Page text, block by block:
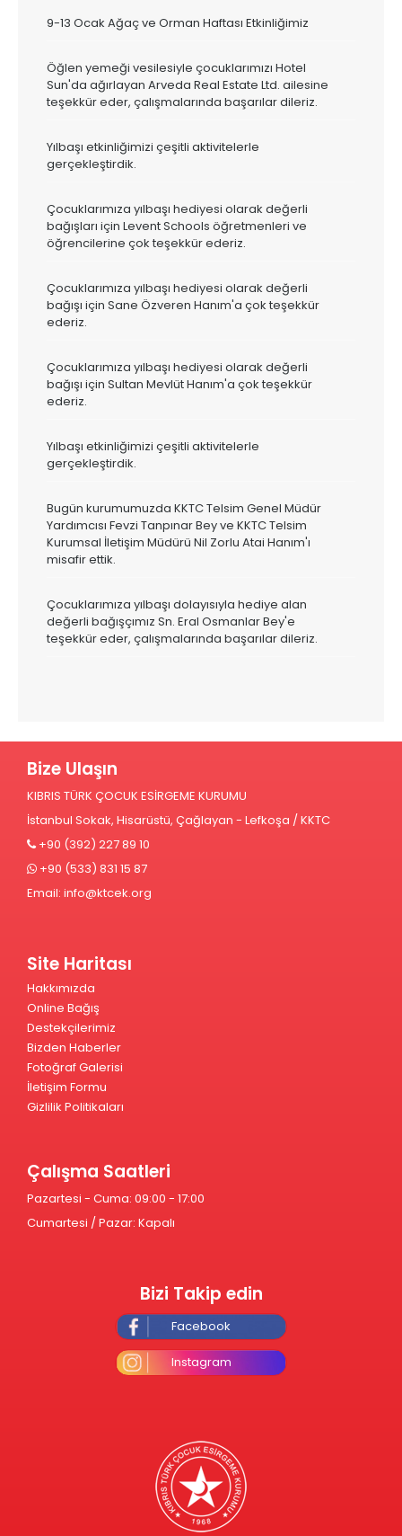
9-13 Ocak Ağaç ve Orman Haftası Etkinliğimiz
Öğlen yemeği vesilesiyle çocuklarımızı Hotel
Sun'da ağırlayan Arveda Real Estate Ltd. ailesine
teşekkür eder, çalışmalarında başarılar dileriz.
Yılbaşı etkinliğimizi çeşitli aktivitelerle
gerçekleştirdik.
Çocuklarımıza yılbaşı hediyesi olarak değerli
bağışları için Levent Schools öğretmenleri ve
öğrencilerine çok teşekkür ederiz.
Çocuklarımıza yılbaşı hediyesi olarak değerli
bağışı için Sane Özveren Hanım'a çok teşekkür
ederiz.
Çocuklarımıza yılbaşı hediyesi olarak değerli
bağışı için Sultan Mevlüt Hanım'a çok teşekkür
ederiz.
Yılbaşı etkinliğimizi çeşitli aktivitelerle
gerçekleştirdik.
Bugün kurumumuzda KKTC Telsim Genel Müdür
Yardımcısı Fevzi Tanpınar Bey ve KKTC Telsim
Kurumsal İletişim Müdürü Nil Zorlu Atai Hanım'ı
misafir ettik.
Çocuklarımıza yılbaşı dolayısıyla hediye alan
değerli bağışçımız Sn. Eral Osmanlar Bey'e
teşekkür eder, çalışmalarında başarılar dileriz.
Bize Ulaşın
KIBRIS TÜRK ÇOCUK ESİRGEME KURUMU
İstanbul Sokak, Hisarüstü, Çağlayan - Lefkoşa / KKTC
+90 (392) 227 89 10
+90 (533) 831 15 87
Email: info@ktcek.org
Site Haritası
Hakkımızda
Online Bağış
Destekçilerimiz
Bizden Haberler
Fotoğraf Galerisi
İletişim Formu
Gizlilik Politikaları
Çalışma Saatleri
Pazartesi - Cuma: 09:00 - 17:00
Cumartesi / Pazar: Kapalı
Bizi Takip edin
Facebook
Instagram